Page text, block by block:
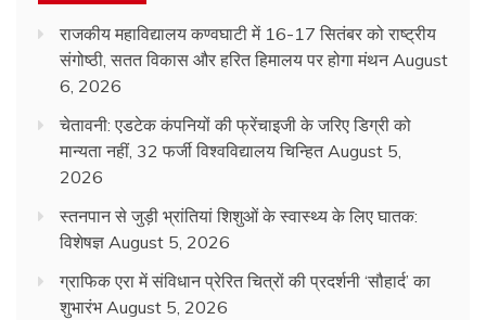
राजकीय महाविद्यालय कण्वघाटी में 16-17 सितंबर को राष्ट्रीय
संगोष्ठी, सतत विकास और हरित हिमालय पर होगा मंथन August
6, 2026
चेतावनी: एडटेक कंपनियों की फ्रेंचाइजी के जरिए डिग्री को
मान्यता नहीं, 32 फर्जी विश्वविद्यालय चिन्हित August 5,
2026
स्तनपान से जुड़ी भ्रांतियां शिशुओं के स्वास्थ्य के लिए घातक:
विशेषज्ञ August 5, 2026
ग्राफिक एरा में संविधान प्रेरित चित्रों की प्रदर्शनी ‘सौहार्द’ का
शुभारंभ August 5, 2026